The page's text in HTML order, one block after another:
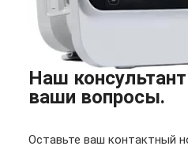
Наш
ваши вопросы.
Оставьте ваш контактный